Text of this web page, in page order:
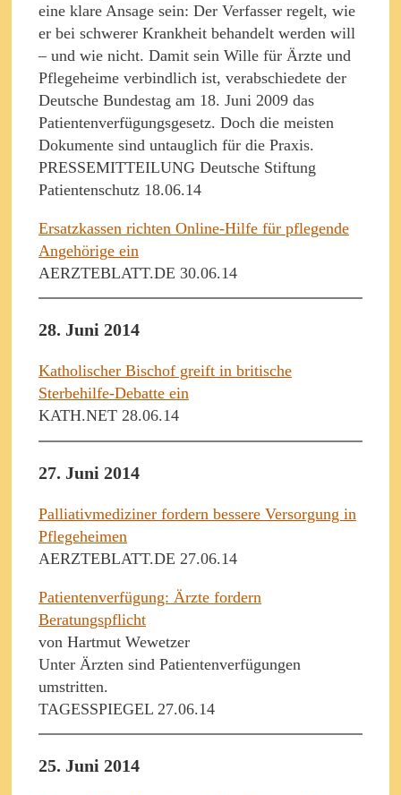
eine klare Ansage sein: Der Verfasser regelt, wie
er bei schwerer Krankheit behandelt werden will
– und wie nicht. Damit sein Wille für Ärzte und
Pflegeheime verbindlich ist, verabschiedete der
Deutsche Bundestag am 18. Juni 2009 das
Patientenverfügungsgesetz. Doch die meisten
Dokumente sind untauglich für die Praxis.
PRESSEMITTEILUNG Deutsche Stiftung
Patientenschutz 18.06.14
Ersatzkassen richten Online-Hilfe für pflegende
Angehörige ein
AERZTEBLATT.DE 30.06.14
28. Juni 2014
Katholischer Bischof greift in britische
Sterbehilfe-Debatte ein
KATH.NET 28.06.14
27. Juni 2014
Palliativmediziner fordern bessere Versorgung in
Pflegeheimen
AERZTEBLATT.DE 27.06.14
Patientenverfügung: Ärzte fordern
Beratungspflicht
von Hartmut Wewetzer
Unter Ärzten sind Patientenverfügungen
umstritten.
TAGESSPIEGEL 27.06.14
25. Juni 2014